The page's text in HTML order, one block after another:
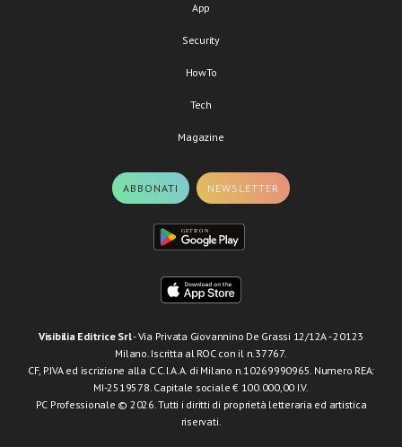
App
Security
HowTo
Tech
Magazine
ABBONATI NEWSLETTER
Visibilia Editrice Srl- Via Privata Giovannino De Grassi 12/12A - 20123
Milano. Iscritta al ROC con il n.37767.
CF, P.IVA ed iscrizione alla C.C.I.A.A. di Milano n.10269990965. Numero REA:
MI-2519578. Capitale sociale € 100.000,00 I.V.
PC Professionale © 2026. Tutti i diritti di proprietà letteraria ed artistica
riservati.